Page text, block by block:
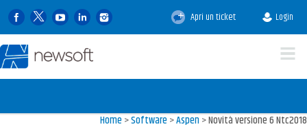
Apri un ticket Login
Home>Software>Aspen>Novità versione 6 Ntc2018